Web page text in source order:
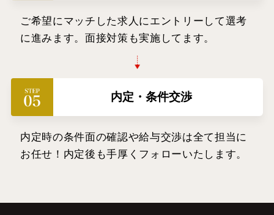
ご希望にマッチした求人にエントリーして選考
に進みます。面接対策も実施してます。
内定・条件交渉
内定時の条件面の確認や給与交渉は全て担当に
お任せ！内定後も手厚くフォローいたします。